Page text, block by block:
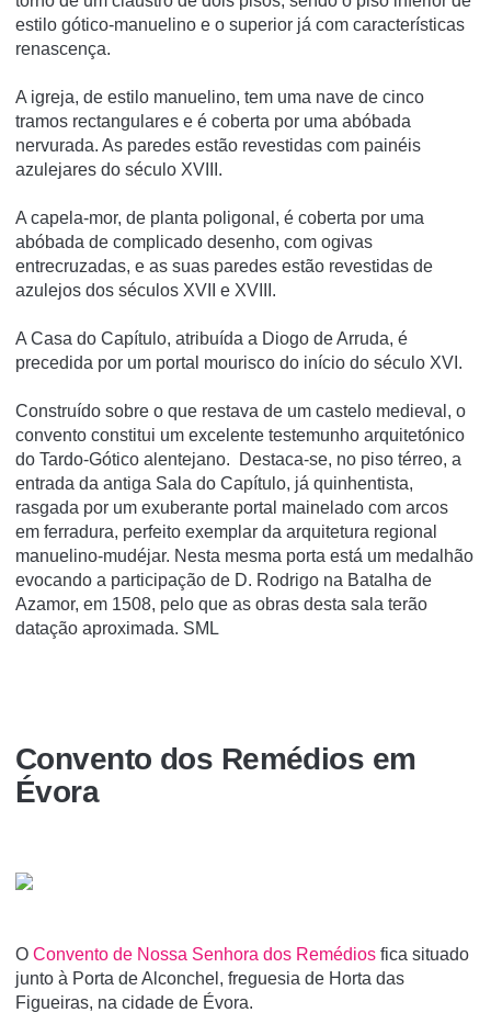
estilo gótico-manuelino e o superior já com caracterí­sticas
renascença.
A igreja, de estilo manuelino, tem uma nave de cinco
tramos rectangulares e é coberta por uma abóbada
nervurada. As paredes estão revestidas com painéis
azulejares do século XVIII.
A capela-mor, de planta poligonal, é coberta por uma
abóbada de complicado desenho, com ogivas
entrecruzadas, e as suas paredes estão revestidas de
azulejos dos séculos XVII e XVIII.
A Casa do Capí­tulo, atribuí­da a Diogo de Arruda, é
precedida por um portal mourisco do iní­cio do século XVI.
Construído sobre o que restava de um castelo medieval, o
convento constitui um excelente testemunho arquitetónico
do Tardo-Gótico alentejano. Destaca-se, no piso térreo, a
entrada da antiga Sala do Capítulo, já quinhentista,
rasgada por um exuberante portal mainelado com arcos
em ferradura, perfeito exemplar da arquitetura regional
manuelino-mudéjar. Nesta mesma porta está um medalhão
evocando a participação de D. Rodrigo na Batalha de
Azamor, em 1508, pelo que as obras desta sala terão
datação aproximada. SML
Convento dos Remédios em
Évora
O Convento de Nossa Senhora dos Remédios fica situado
junto à Porta de Alconchel, freguesia de Horta das
Figueiras, na cidade de Évora.